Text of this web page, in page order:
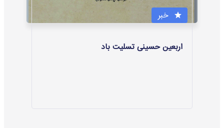
خبر
اربعین حسینی تسلیت باد